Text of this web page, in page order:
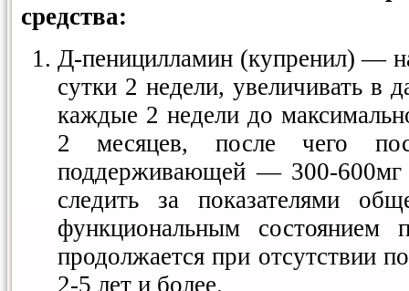
средства:
Д-пеницилламин (купренил) —
сутки 2 недели, увеличивать в
каждые 2 недели до
2 месяцев, после чего
поддерживающей — 300-600мг
следить за показателями
функциональным состоянием
продолжается при отсутствии
2-5 лет и более.